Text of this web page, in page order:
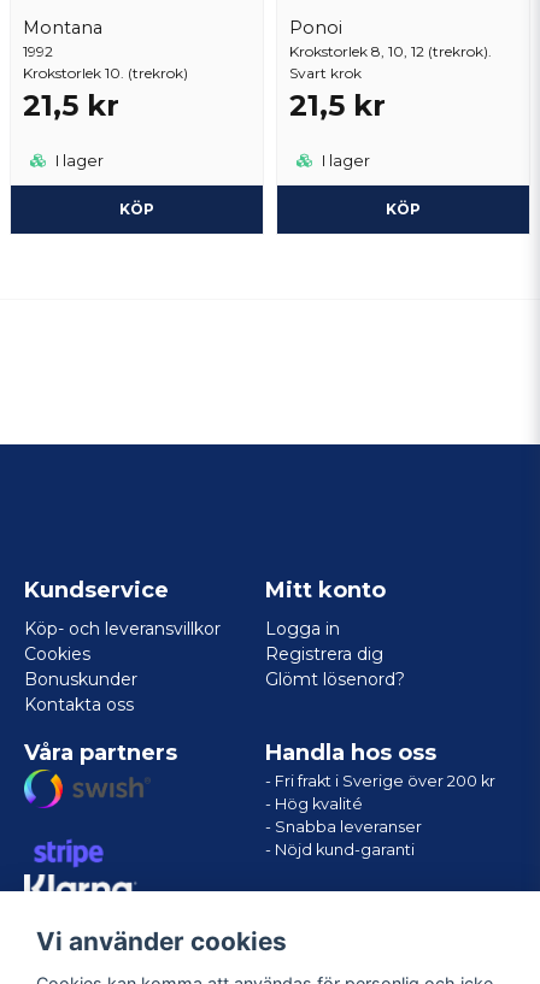
Montana
1992
Krokstorlek 10. (trekrok)
21,5 kr
I lager
KÖP
Ponoi
Krokstorlek 8, 10, 12 (trekrok).
Svart krok
21,5 kr
I lager
KÖP
Kundservice
Köp- och leveransvillkor
Cookies
Bonuskunder
Kontakta oss
Mitt konto
Logga in
Registrera dig
Glömt lösenord?
Våra partners Handla hos oss
- Fri frakt i Sverige över 200 kr
- Hög kvalité
- Snabba leveranser
- Nöjd kund-garanti
Vi använder cookies